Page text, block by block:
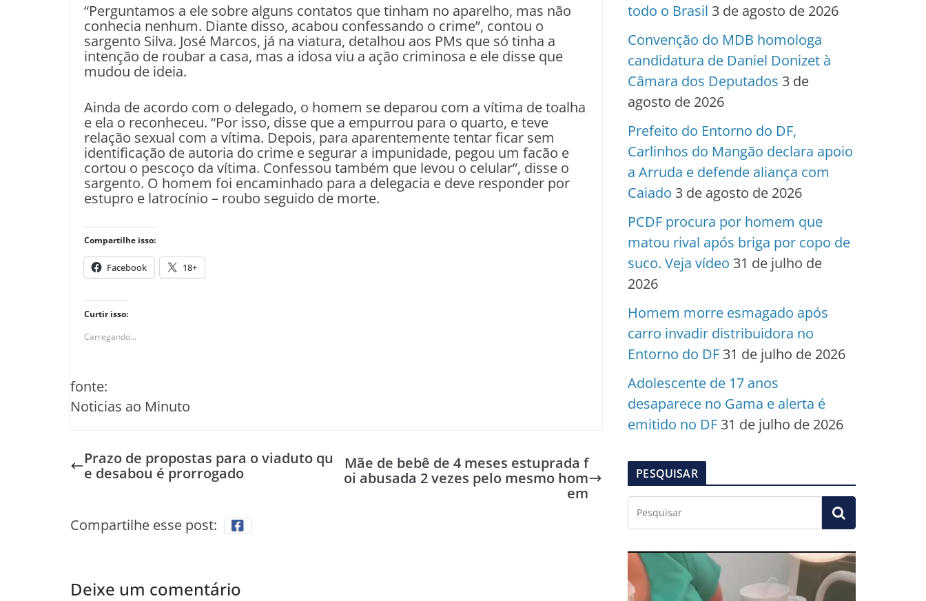
“Perguntamos a ele sobre alguns contatos que tinham no aparelho, mas não
conhecia nenhum. Diante disso, acabou confessando o crime”, contou o
sargento Silva. José Marcos, já na viatura, detalhou aos PMs que só tinha a
intenção de roubar a casa, mas a idosa viu a ação criminosa e ele disse que
mudou de ideia.
Ainda de acordo com o delegado, o homem se deparou com a vítima de toalha
e ela o reconheceu. “Por isso, disse que a empurrou para o quarto, e teve
relação sexual com a vítima. Depois, para aparentemente tentar ficar sem
identificação de autoria do crime e segurar a impunidade, pegou um facão e
cortou o pescoço da vítima. Confessou também que levou o celular”, disse o
sargento. O homem foi encaminhado para a delegacia e deve responder por
estupro e latrocínio – roubo seguido de morte.
Compartilhe isso:
Facebook 18+
Curtir isso:
Carregando...
fonte:
Noticias ao Minuto
Prazo de propostas para o viaduto qu
e desabou é prorrogado
Mãe de bebê de 4 meses estuprada f
oi abusada 2 vezes pelo mesmo hom
em
Compartilhe esse post:
Deixe um comentário
todo o Brasil 3 de agosto de 2026
Convenção do MDB homologa
candidatura de Daniel Donizet à
Câmara dos Deputados 3 de
agosto de 2026
Prefeito do Entorno do DF,
Carlinhos do Mangão declara apoio
a Arruda e defende aliança com
Caiado 3 de agosto de 2026
PCDF procura por homem que
matou rival após briga por copo de
suco. Veja vídeo 31 de julho de
2026
Homem morre esmagado após
carro invadir distribuidora no
Entorno do DF 31 de julho de 2026
Adolescente de 17 anos
desaparece no Gama e alerta é
emitido no DF 31 de julho de 2026
PESQUISAR